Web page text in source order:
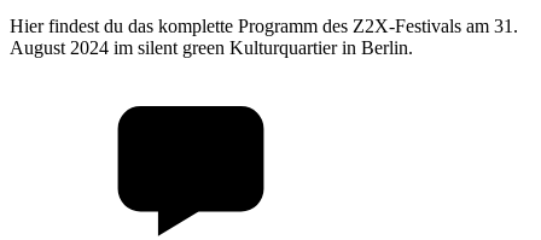
Hier findest du das komplette Programm des Z2X-Festivals am 31.
August 2024 im silent green Kulturquartier in Berlin.